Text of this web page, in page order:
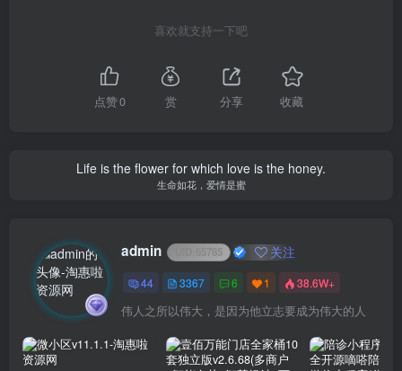
喜欢就支持一下吧
点赞0 赏 分享 收藏
Life is the flower for which love is the honey.
生命如花，爱情是蜜
admin 65785 关注
44 3367 6 1 38.6W+
伟人之所以伟大，是因为他立志要成为伟大的人